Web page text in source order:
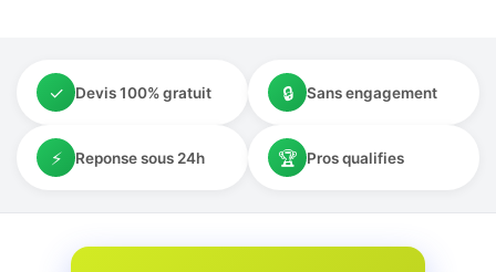
✓ Devis 100% gratuit 🔒 Sans engagement
⚡ Reponse sous 24h 🏆 Pros qualifies